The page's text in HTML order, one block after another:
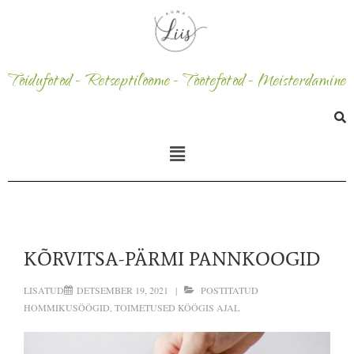
Toidufotod - Retseptiloome - Tootefotod - Meisterdamine
KÕRVITSA-PÄRMI PANNKOOGID
LISATUD DETSEMBER 19, 2021
POSTITATUD
HOMMIKUSÖÖGID, TOIMETUSED KÖÖGIS AJAL